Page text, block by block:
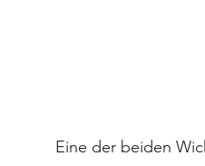
Eine der beiden